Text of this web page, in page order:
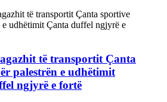
të transportit Çanta
palestrën e udhëtimit
ngjyrë e fortë